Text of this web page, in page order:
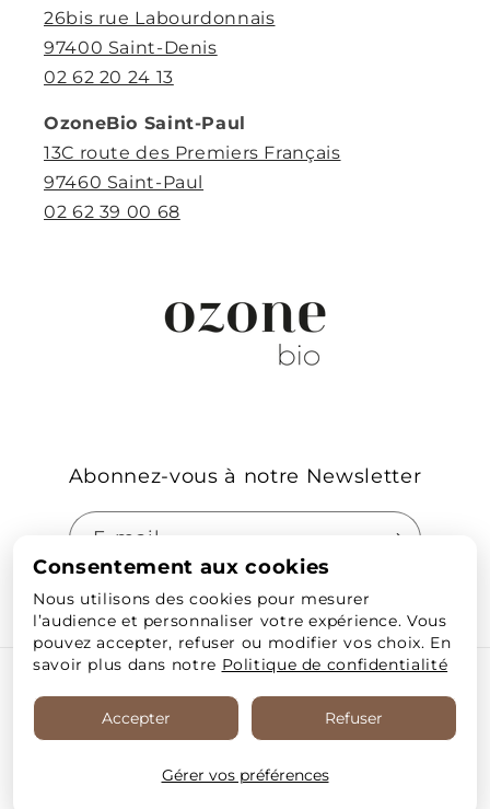
Consentement aux cookies
Nous utilisons des cookies pour mesurer
l’audience et personnaliser votre expérience. Vous
pouvez accepter, refuser ou modifier vos choix. En
savoir plus dans notre Politique de confidentialité
Gérer vos préférences
Accepter Refuser
26bis rue Labourdonnais
97400 Saint-Denis
02 62 20 24 13
OzoneBio Saint-Paul
13C route des Premiers Français
97460 Saint-Paul
02 62 39 00 68
Abonnez-vous à notre Newsletter
E-mail
FacebookInstagram
© 2026,
Commerce électronique propulsé par
Politique de remboursement
Politique de confidentialité Conditions d’utilisation
Politique d’expédition Coordonnées